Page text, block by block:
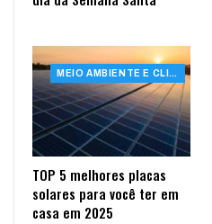
MEIO AMBIENTE E CLIMA
TOP 5 melhores placas
solares para você ter em
casa em 2025